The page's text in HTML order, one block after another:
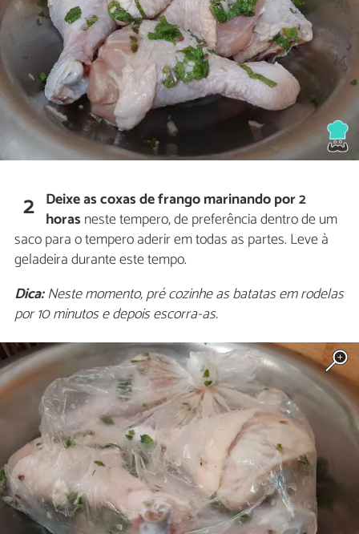
2 Deixe as coxas de frango marinando por 2
horas neste tempero, de preferência dentro de um
saco para o tempero aderir em todas as partes. Leve à
geladeira durante este tempo.
Dica:Neste momento, pré cozinhe as batatas em rodelas
por 10 minutos e depois escorra-as.